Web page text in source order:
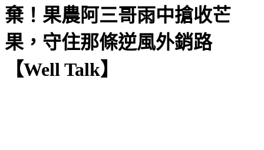
棄！果農阿三哥雨中搶收芒
果，守住那條逆風外銷路
【Well Talk】‪